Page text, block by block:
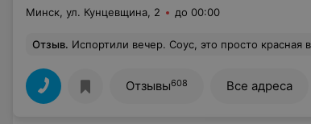
Минск, ул. Кунцевщина, 2 до 00:00
Отзыв. Испортили вечер. Соус, это просто красная вода с намеком на томаты, резиновые сосиски в мюнхенской,
Отзывы608 Все адреса